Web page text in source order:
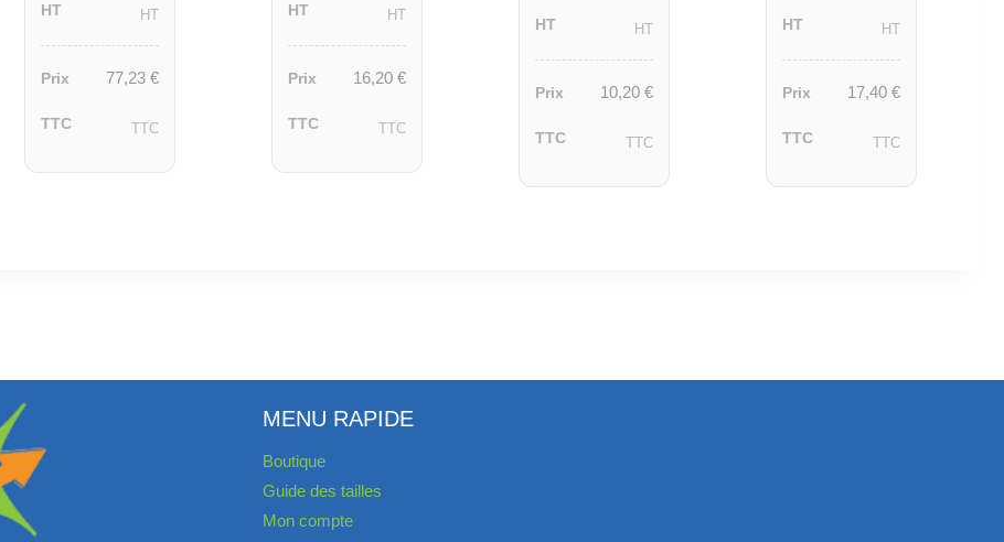
HT HT
Prix
TTC
77,23 €
TTC
HT HT
Prix
TTC
16,20 €
TTC
HT HT
Prix
TTC
10,20 €
TTC
HT HT
Prix
TTC
17,40 €
TTC
MENU RAPIDE
Boutique
Guide des tailles
Mon compte